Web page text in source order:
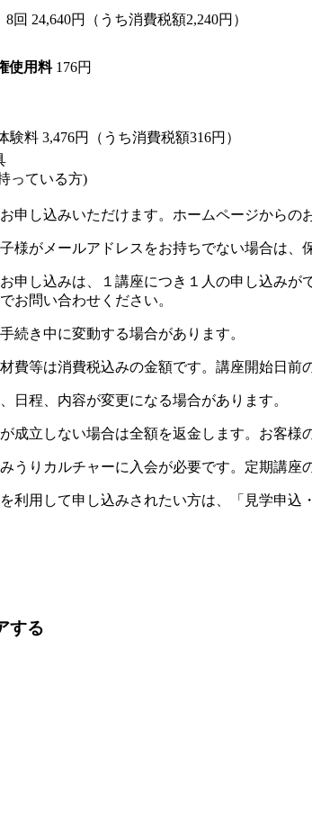
8回 24,640円（うち消費税額2,240円）
使用料 176円
験料 3,476円（うち消費税額316円）
っている方)
申し込みいただけます。ホームページからの
様がメールアドレスをお持ちでない場合は、
申し込みは、１講座につき１人の申し込みが
お問い合わせください。
続き中に変動する場合があります。
費等は消費税込みの金額です。講座開始日前
日程、内容が変更になる場合があります。
成立しない場合は全額を返金します。お客様
うりカルチャーに入会が必要です。定期講座
利用して申し込みされたい方は、「見学申込
する